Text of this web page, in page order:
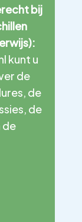
bij
kunt u
de
de
de
de